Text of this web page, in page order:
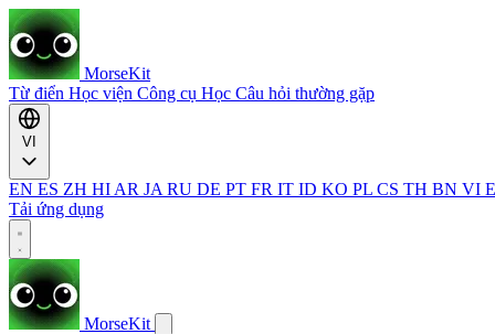
MorseKit
Từ điển Học viện Công cụ Học Câu hỏi thường gặp
EN ES ZH HI AR JA RU DE PT FR IT ID KO PL CS TH BN VI
Tải ứng dụng
MorseKit